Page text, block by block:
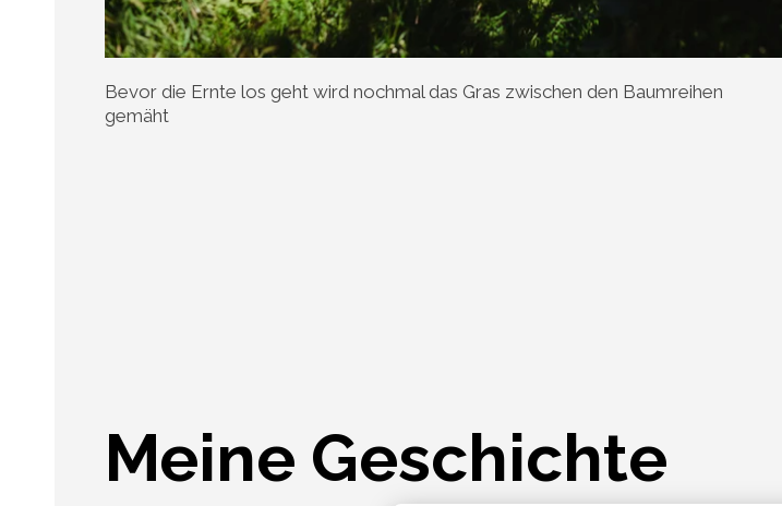
Bevor die Ernte los geht wird nochmal das Gras zwischen den Baumreihen
gemäht
Meine Geschichte